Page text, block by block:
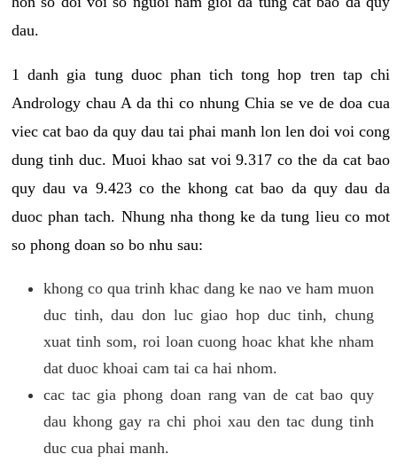
dau.
1 danh gia tung duoc phan tich tong hop tren tap chi
Andrology chau A da thi co nhung Chia se ve de doa cua
viec cat bao da quy dau tai phai manh lon len doi voi cong
dung tinh duc. Muoi khao sat voi 9.317 co the da cat bao
quy dau va 9.423 co the khong cat bao da quy dau da
duoc phan tach. Nhung nha thong ke da tung lieu co mot
so phong doan so bo nhu sau:
khong co qua trinh khac dang ke nao ve ham muon
duc tinh, dau don luc giao hop duc tinh, chung
xuat tinh som, roi loan cuong hoac khat khe nham
dat duoc khoai cam tai ca hai nhom.
cac tac gia phong doan rang van de cat bao quy
dau khong gay ra chi phoi xau den tac dung tinh
duc cua phai manh.